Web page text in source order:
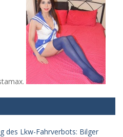
des Lkw-Fahrverbots: Bilger